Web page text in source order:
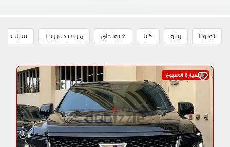
تويوتا رينو كيا هيونداي مرسيدس بنز سيات
سيارة الأسبوع